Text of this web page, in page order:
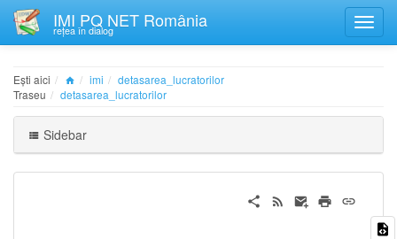
IMI PQ NET România
rețea în dialog
Ești aici imi
detasarea_lucratorilor
Traseu
detasarea_lucratorilor
Sidebar